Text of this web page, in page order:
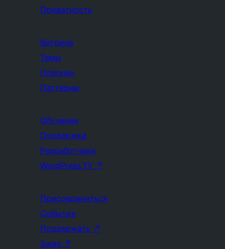
Приватность
Витрина
Темы
Плагины
Паттерны
Обучение
Поддержка
Разработчики
WordPress.TV ↗
Присоединиться
События
Поддержать ↗
Swag ↗